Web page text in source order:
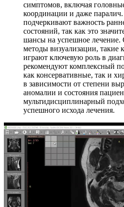
симптомов, включая
координации и даже
подчеркивают важность
состояний, так как это
шансы на успешное лечение.
методы визуализации,
играют ключевую роль в
рекомендуют комплексный
как консервативные, так и
в зависимости от степени
аномалии и состояния
мультидисциплинарный
успешного исхода лечения.